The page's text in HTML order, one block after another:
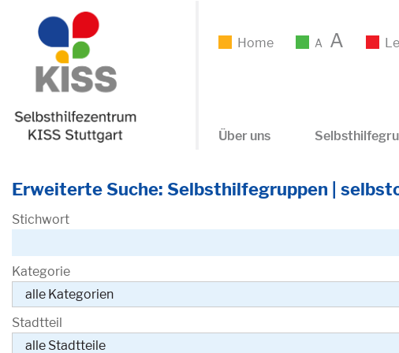
Home A A
Über uns
Erweiterte Suche: Selbsthilfegruppen |
Stichwort
Kategorie
Stadtteil